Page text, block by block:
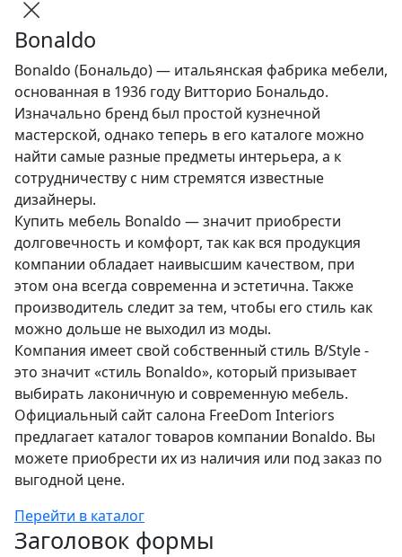
Bonaldo
Bonaldo (Бональдо) — итальянская фабрика мебели,
основанная в 1936 году Витторио Бональдо.
Изначально бренд был простой кузнечной
мастерской, однако теперь в его каталоге можно
найти самые разные предметы интерьера, а к
сотрудничеству с ним стремятся известные
дизайнеры.
Купить мебель Bonaldo — значит приобрести
долговечность и комфорт, так как вся продукция
компании обладает наивысшим качеством, при
этом она всегда современна и эстетична. Также
производитель следит за тем, чтобы его стиль как
можно дольше не выходил из моды.
Компания имеет свой собственный стиль B/Style -
это значит «стиль Bonaldo», который призывает
выбирать лаконичную и современную мебель.
Официальный сайт салона FreeDom Interiors
предлагает каталог товаров компании Bonaldo. Вы
можете приобрести их из наличия или под заказ по
выгодной цене.
Перейти в каталог
Заголовок формы